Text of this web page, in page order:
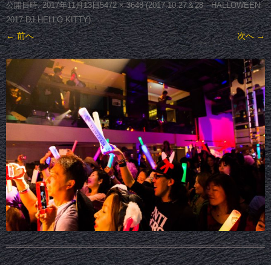
公開日時: 2017年11月13日5472 × 3648(2017.10.27＆28 HALLOWEEN
2017 DJ HELLO KITTY)
← 前へ 次へ →